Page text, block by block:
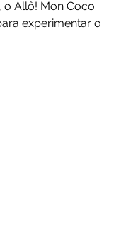
o Allô! Mon Coco
experimentar o